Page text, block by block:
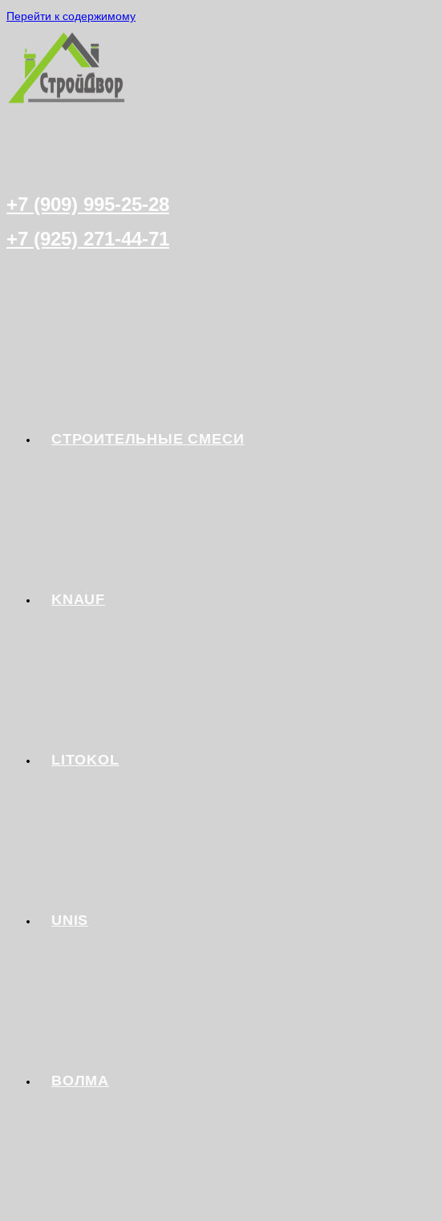
Перейти к содержимому
+7 (909) 995-25-28
+7 (925) 271-44-71
СТРОИТЕЛЬНЫЕ СМЕСИ
KNAUF
LITOKOL
UNIS
ВОЛМА